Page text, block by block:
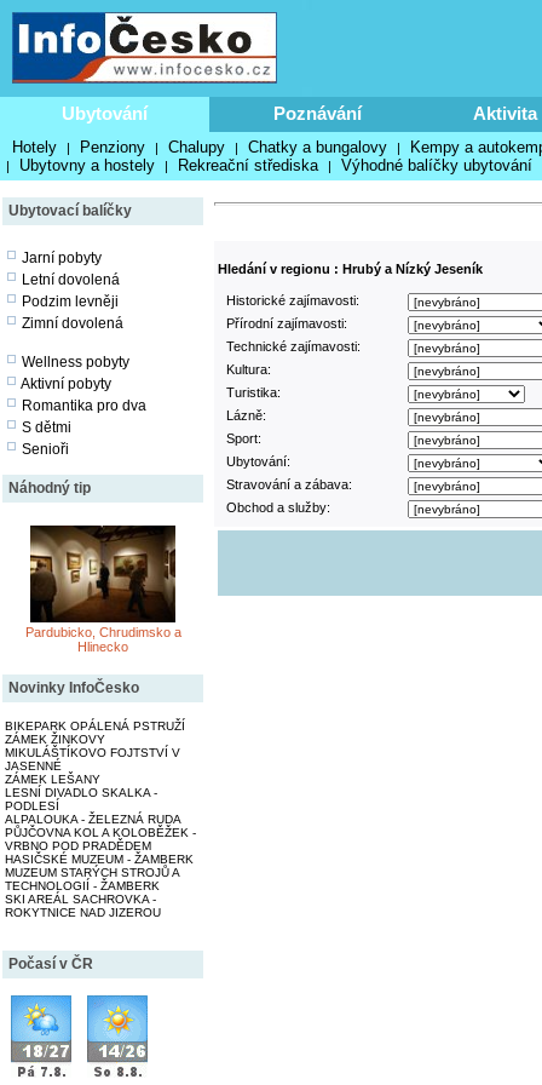
Ubytování Poznávání Aktivita
Hotely | Penziony | Chalupy | Chatky a bungalovy | Kempy a
| Ubytovny a hostely | Rekreační střediska | Výhodné balíčky ubytování
Ubytovací balíčky
Jarní pobyty
Letní dovolená
Podzim levněji
Zimní dovolená
Wellness pobyty
Aktivní pobyty
Romantika pro dva
S dětmi
Senioři
Náhodný tip
Pardubicko, Chrudimsko a
Hlinecko
Novinky InfoČesko
BIKEPARK OPÁLENÁ PSTRUŽÍ
ZÁMEK ŽINKOVY
MIKULÁŠTÍKOVO FOJTSTVÍ V
JASENNÉ
ZÁMEK LEŠANY
LESNÍ DIVADLO SKALKA -
PODLESÍ
ALPALOUKA - ŽELEZNÁ RUDA
PŮJČOVNA KOL A KOLOBĚŽEK -
VRBNO POD PRADĚDEM
HASIČSKÉ MUZEUM - ŽAMBERK
MUZEUM STARÝCH STROJŮ A
TECHNOLOGIÍ - ŽAMBERK
SKI AREÁL SACHROVKA -
ROKYTNICE NAD JIZEROU
Počasí v ČR
Hledání v regionu : Hrubý a Nízký Jeseník
Historické zajímavosti:
Přírodní zajímavosti:
Technické zajímavosti:
Kultura:
Turistika:
Lázně:
Sport:
Ubytování:
Stravování a zábava:
Obchod a služby: